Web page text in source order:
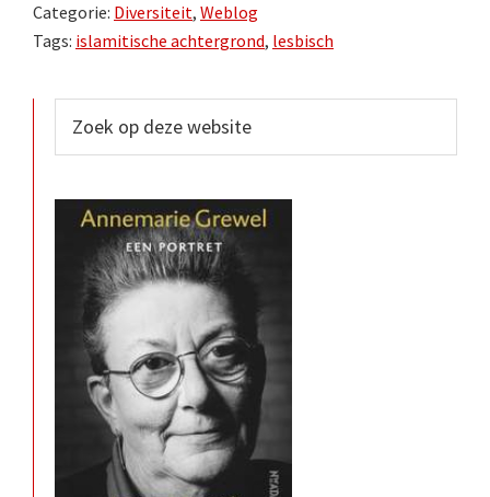
Categorie: Diversiteit, Weblog
Tags: islamitische achtergrond, lesbisch
Primaire
Sidebar
op